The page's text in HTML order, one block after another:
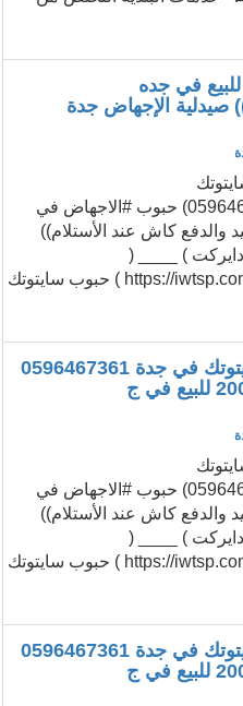
في جده
في#الرياض(0596467361) حبوب #الاجهاض في
والدفع كاش عند الأستلام))
) ____ (
https://iwtsp.com/966596467361 ) حبوب سايتوتك
سعر حبوب سايتوتك في جدة 0596467361
في#الرياض(0596467361) حبوب #الاجهاض في
والدفع كاش عند الأستلام))
) ____ (
https://iwtsp.com/966596467361 ) حبوب سايتوتك
سعر حبوب سايتوتك في جدة 0596467361